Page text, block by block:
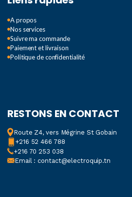
A propos
Nos services
Suivre ma commande
Paiement et livraison
Politique de confidentialité
RESTONS EN CONTACT
Route Z4, vers Mégrine St Gobain
+216 52 466 788
+216 70 253 038
Email : contact@electroquip.tn